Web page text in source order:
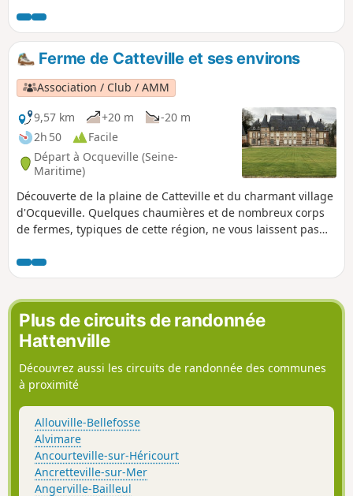
Ferme de Catteville et ses environs
Association / Club / AMM
9,57 km
+20 m
-20 m
2h 50
Facile
Départ à Ocqueville (Seine-
Maritime)
Découverte de la plaine de Catteville et du charmant village
d'Ocqueville. Quelques chaumières et de nombreux corps
de fermes, typiques de cette région, ne vous laissent pas
est une pure merveille d'architecture.
Plus de circuits de randonnée
Hattenville
Découvrez aussi les circuits de randonnée des communes
à proximité
Allouville-Bellefosse
Alvimare
Ancourteville-sur-Héricourt
Ancretteville-sur-Mer
Angerville-Bailleul